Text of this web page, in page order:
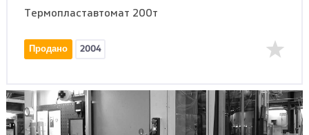
Термопластавтомат 200т
Продано 2004